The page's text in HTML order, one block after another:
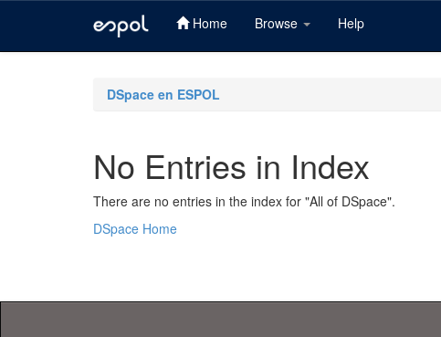
Home Browse Help
DSpace en ESPOL
No Entries in Index
There are no entries in the index for "All of DSpace".
DSpace Home